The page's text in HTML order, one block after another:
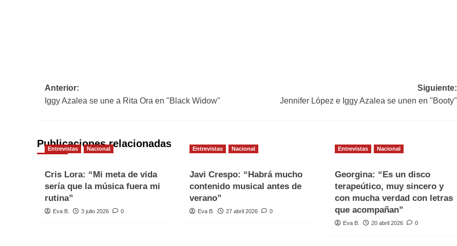
Navegación
de
Anterior:
Iggy Azalea se une a Rita Ora en "Black Widow"
Siguiente:
Jennifer López e Iggy Azalea se unen en "Booty"
Publicaciones relacionadas
Entrevistas Nacional
Cris Lora: “Mi meta de vida
sería que la música fuera mi
rutina”
Eva B. 3 julio 2026 0
Entrevistas Nacional
Javi Crespo: “Habrá mucho
contenido musical antes de
verano”
Eva B. 27 abril 2026 0
Entrevistas Nacional
Georgina: “Es un disco
terapeútico, muy sincero y
con mucha verdad con letras
que acompañan”
Eva B. 20 abril 2026 0